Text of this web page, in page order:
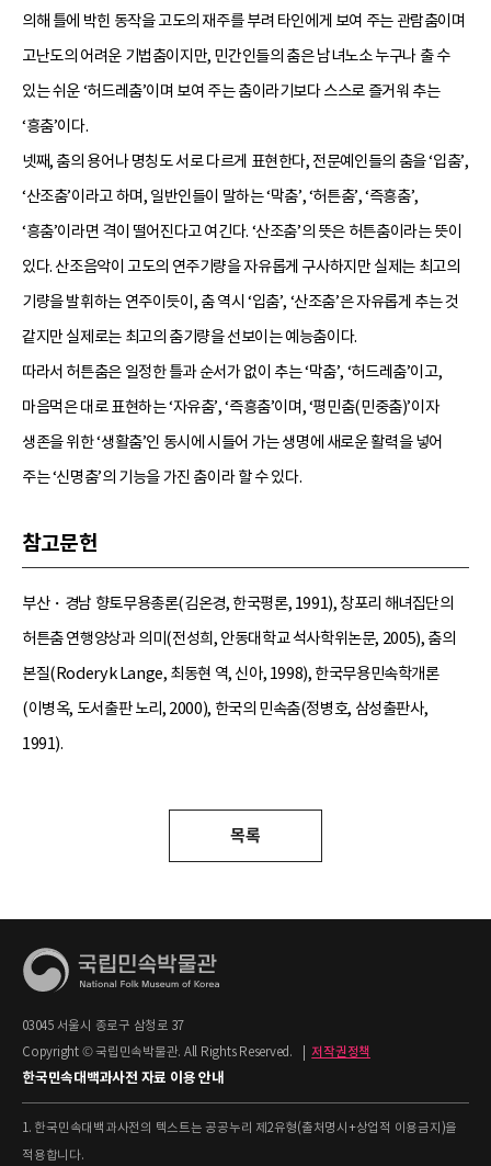
의해 틀에 박힌 동작을 고도의 재주를 부려 타인에게 보여 주는 관람춤이며
고난도의 어려운 기법춤이지만, 민간인들의 춤은 남녀노소 누구나 출 수
있는 쉬운 ‘허드레춤’이며 보여 주는 춤이라기보다 스스로 즐거워 추는
‘흥춤’이다.
넷째, 춤의 용어나 명칭도 서로 다르게 표현한다, 전문예인들의 춤을 ‘입춤’,
‘산조춤’이라고 하며, 일반인들이 말하는 ‘막춤’, ‘허튼춤’, ‘즉흥춤’,
‘흥춤’이라면 격이 떨어진다고 여긴다. ‘산조춤’의 뜻은 허튼춤이라는 뜻이
있다. 산조음악이 고도의 연주기량을 자유롭게 구사하지만 실제는 최고의
기량을 발휘하는 연주이듯이, 춤 역시 ‘입춤’, ‘산조춤’은 자유롭게 추는 것
같지만 실제로는 최고의 춤기량을 선보이는 예능춤이다.
따라서 허튼춤은 일정한 틀과 순서가 없이 추는 ‘막춤’, ‘허드레춤’이고,
마음먹은 대로 표현하는 ‘자유춤’, ‘즉흥춤’이며, ‘평민춤(민중춤)’이자
생존을 위한 ‘생활춤’인 동시에 시들어 가는 생명에 새로운 활력을 넣어
주는 ‘신명춤’의 기능을 가진 춤이라 할 수 있다.
참고문헌
부산・경남 향토무용총론(김온경, 한국평론, 1991), 창포리 해녀집단의
허튼춤 연행양상과 의미(전성희, 안동대학교 석사학위논문, 2005), 춤의
본질(Roderyk Lange, 최동현 역, 신아, 1998), 한국무용민속학개론
(이병옥, 도서출판 노리, 2000), 한국의 민속춤(정병호, 삼성출판사,
1991).
목록
03045 서울시 종로구 삼청로 37
Copyright © 국립민속박물관. All Rights Reserved.
저작권정책
한국민속대백과사전 자료 이용 안내
1. 한국민속대백과사전의 텍스트는 공공누리 제2유형(출처명시+상업적 이용금지)을
적용합니다.